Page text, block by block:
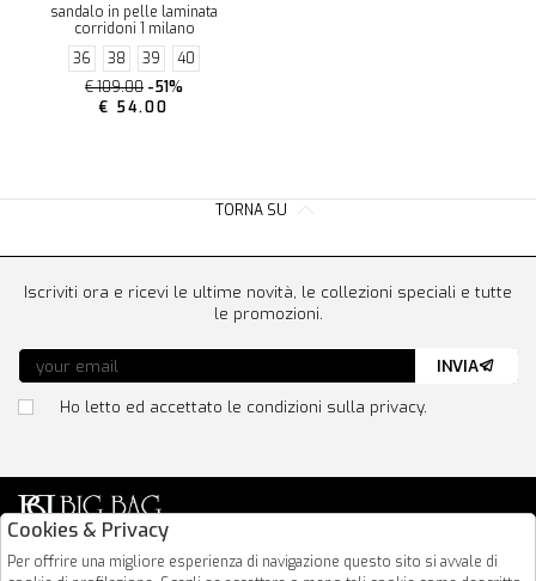
sandalo in pelle laminata
corridoni 1 milano
36
38 39
40
€ 109.00 -51%
€ 54.00
TORNA SU
Via Nazionale 183
Iscriviti ora e ricevi le ultime novità, le collezioni speciali e tutte
le promozioni.
Ho letto ed accettato le condizioni sulla privacy.
INVIA
Cookies & Privacy
Per offrire una migliore esperienza di navigazione questo sito si avvale di